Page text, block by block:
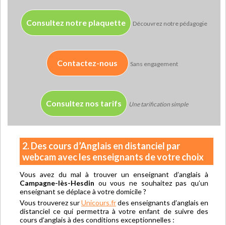
Consultez notre plaquette Découvrez notre pédagogie
Contactez-nous Sans engagement
Consultez nos tarifs Une tarification simple
2. Des cours d’Anglais en distanciel par
webcam avec les enseignants de votre choix
Vous avez du mal à trouver un enseignant d’anglais à
Campagne-lès-Hesdin ou vous ne souhaitez pas qu’un
enseignant se déplace à votre domicile ?
Vous trouverez surUnicours.frdes enseignants d’anglais en
distanciel ce qui permettra à votre enfant de suivre des
cours d’anglais à des conditions exceptionnelles :